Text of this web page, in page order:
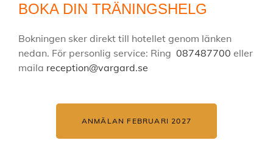
BOKA DIN TRÄNINGSHELG
Bokningen sker direkt till hotellet genom länken
nedan. För personlig service: Ring 087487700 eller
maila reception@vargard.se
ANMÄLAN FEBRUARI 2027